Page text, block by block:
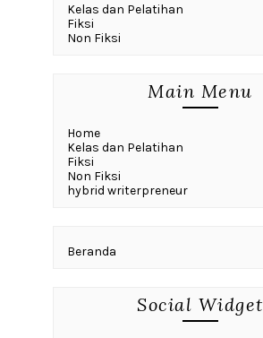
Kelas dan Pelatihan
Fiksi
Non Fiksi
Main Menu
Home
Kelas dan Pelatihan
Fiksi
Non Fiksi
hybrid writerpreneur
Beranda
Social Widget